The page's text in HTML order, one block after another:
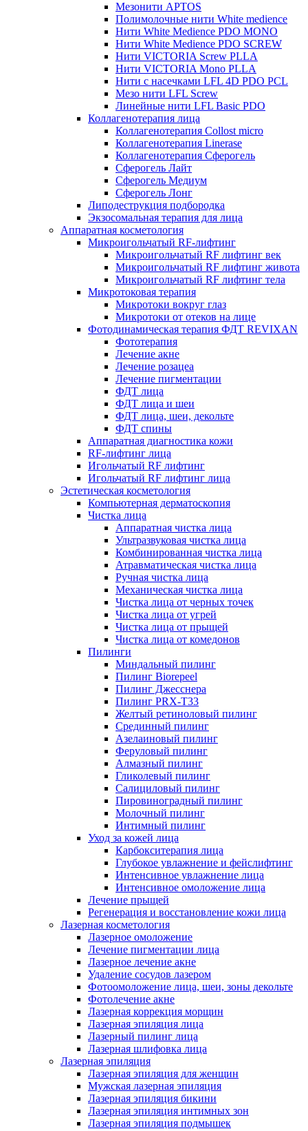
Мезонити APTOS
Полимолочные нити White medience
Нити White Medience PDO MONO
Нити White Medience PDO SCREW
Нити VICTORIA Screw PLLA
Нити VICTORIA Mono PLLA
Нити с насечками LFL 4D PDO PCL
Мезо нити LFL Screw
Линейные нити LFL Basic PDO
Коллагенотерапия лица
Коллагенотерапия Collost micro
Коллагенотерапия Linerase
Коллагенотерапия Сферогель
Сферогель Лайт
Сферогель Медиум
Сферогель Лонг
Липодеструкция подбородка
Экзосомальная терапия для лица
Аппаратная косметология
Микроигольчатый RF-лифтинг
Микроигольчатый RF лифтинг век
Микроигольчатый RF лифтинг живота
Микроигольчатый RF лифтинг тела
Микротоковая терапия
Микротоки вокруг глаз
Микротоки от отеков на лице
Фотодинамическая терапия ФДТ REVIXAN
Фототерапия
Лечение акне
Лечение розацеа
Лечение пигментации
ФДТ лица
ФДТ лица и шеи
ФДТ лица, шеи, декольте
ФДТ спины
Аппаратная диагностика кожи
RF-лифтинг лица
Игольчатый RF лифтинг
Игольчатый RF лифтинг лица
Эстетическая косметология
Компьютерная дерматоскопия
Чистка лица
Аппаратная чистка лица
Ультразвуковая чистка лица
Комбинированная чистка лица
Атравматическая чистка лица
Ручная чистка лица
Механическая чистка лица
Чистка лица от черных точек
Чистка лица от угрей
Чистка лица от прыщей
Чистка лица от комедонов
Пилинги
Миндальный пилинг
Пилинг Biorepeel
Пилинг Джесснера
Пилинг PRX-T33
Желтый ретиноловый пилинг
Срединный пилинг
Азелаиновый пилинг
Феруловый пилинг
Алмазный пилинг
Гликолевый пилинг
Салициловый пилинг
Пировиноградный пилинг
Молочный пилинг
Интимный пилинг
Уход за кожей лица
Карбокситерапия лица
Глубокое увлажнение и фейслифтинг
Интенсивное увлажнение лица
Интенсивное омоложение лица
Лечение прыщей
Регенерация и восстановление кожи лица
Лазерная косметология
Лазерное омоложение
Лечение пигментации лица
Лазерное лечение акне
Удаление сосудов лазером
Фотоомоложение лица, шеи, зоны декольте
Фотолечение акне
Лазерная коррекция морщин
Лазерная эпиляция лица
Лазерный пилинг лица
Лазерная шлифовка лица
Лазерная эпиляция
Лазерная эпиляция для женщин
Мужская лазерная эпиляция
Лазерная эпиляция бикини
Лазерная эпиляция интимных зон
Лазерная эпиляция подмышек